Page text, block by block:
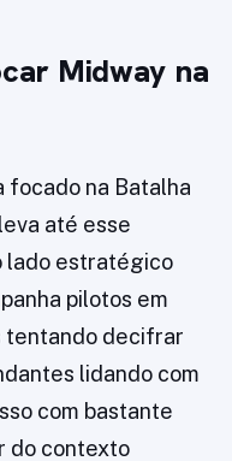
Midway na
focado na Batalha
até esse
lado estratégico
pilotos em
tentando decifrar
lidando com
com bastante
do contexto